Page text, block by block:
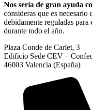
Nos sería de gran ayuda
consideras que es necesario
debidamente reguladas
durante todo el año.
Plaza Conde de Carlet, 3
Edificio Sede CEV –
46003 Valencia (España)